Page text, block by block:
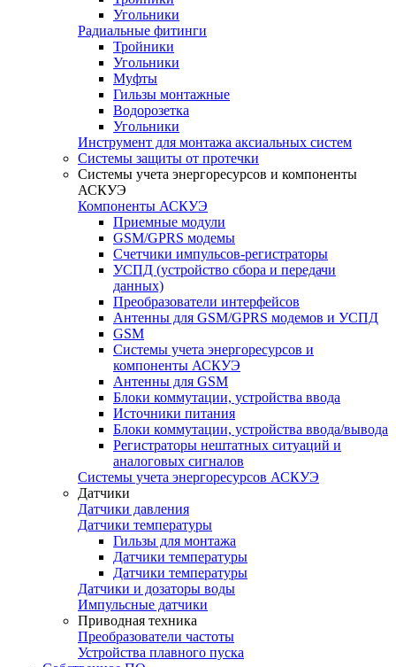
Угольники
Радиальные фитинги
Тройники
Угольники
Муфты
Гильзы монтажные
Водорозетка
Угольники
Инструмент для монтажа аксиальных систем
Системы защиты от протечки
Системы учета энергоресурсов и компоненты
АСКУЭ
Компоненты АСКУЭ
Приемные модули
GSM/GPRS модемы
Счетчики импульсов-регистраторы
УСПД (устройство сбора и передачи
данных)
Преобразователи интерфейсов
Антенны для GSM/GPRS модемов и УСПД
GSM
Системы учета энергоресурсов и
компоненты АСКУЭ
Антенны для GSM
Блоки коммутации, устройства ввода
Источники питания
Блоки коммутации, устройства ввода/вывода
Регистраторы нештатных ситуаций и
аналоговых сигналов
Системы учета энергоресурсов АСКУЭ
Датчики
Датчики давления
Датчики температуры
Гильзы для монтажа
Датчики температуры
Датчики температуры
Датчики и дозаторы воды
Импульсные датчики
Приводная техника
Преобразователи частоты
Устройства плавного пуска